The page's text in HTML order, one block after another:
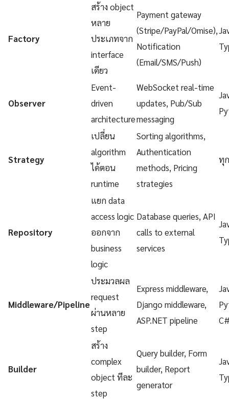
Factory
สร้าง object
หลาย
ประเภทจาก
interface
เดียว
Payment gateway
(Stripe/PayPal/Omise),
Notification
(Email/SMS/Push)
Observer
Event-
driven
architecture
WebSocket real-time
updates, Pub/Sub
messaging
Strategy
เปลี่ยน
algorithm
ได้ตอน
runtime
Sorting algorithms,
Authentication
methods, Pricing
strategies
ทุ
Repository
แยก data
access logic
ออกจาก
business
logic
Database queries, API
calls to external
services
Middleware/Pipeline
ประมวลผล
request
ผ่านหลาย
step
Express middleware,
Django middleware,
ASP.NET pipeline
Builder
สร้าง
complex
object ทีละ
step
Query builder, Form
builder, Report
generator